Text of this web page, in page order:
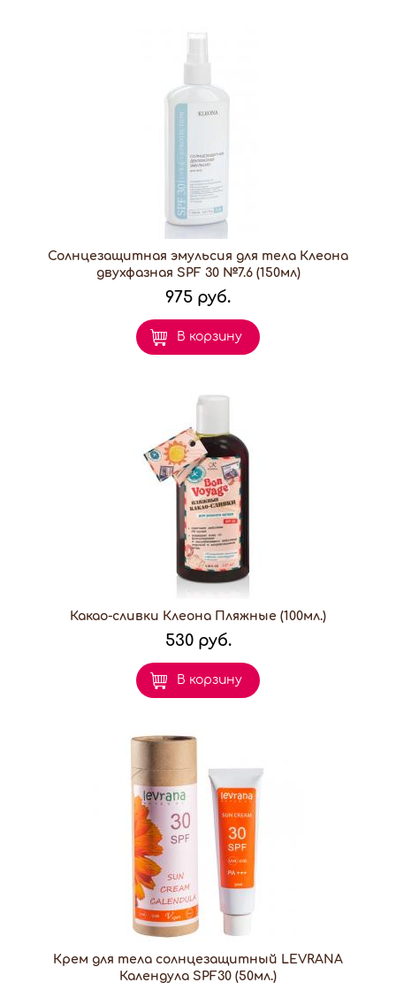
Солнцезащитная эмульсия для тела Клеона
двухфазная SPF 30 №7.6 (150мл)
975 руб.
В корзину
Какао-сливки Клеона Пляжные (100мл.)
530 руб.
В корзину
Крем для тела солнцезащитный LEVRANA
Календула SPF30 (50мл.)